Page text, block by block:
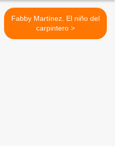
Fabby Martínez. El niño del
carpintero >